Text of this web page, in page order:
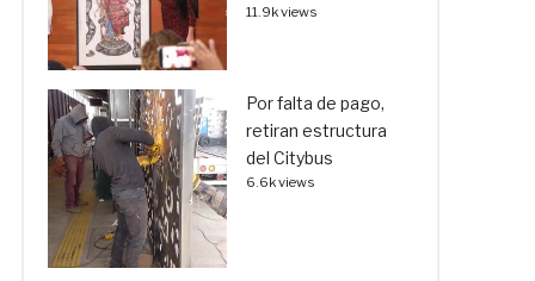
11.9k views
Por falta de pago,
retiran estructura
del Citybus
6.6k views